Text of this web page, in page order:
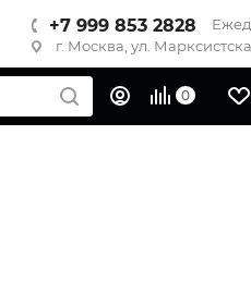
+7 999 853 2828
г. Москва, ул.
0